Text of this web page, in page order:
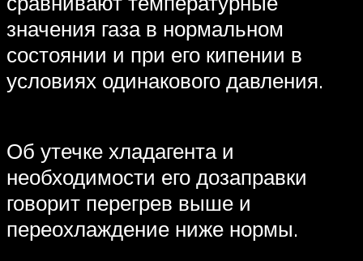
значения газа в нормальном
состоянии и при его кипении в
условиях одинакового давления.
Об утечке хладагента и
необходимости его дозаправки
говорит перегрев выше и
переохлаждение ниже нормы.